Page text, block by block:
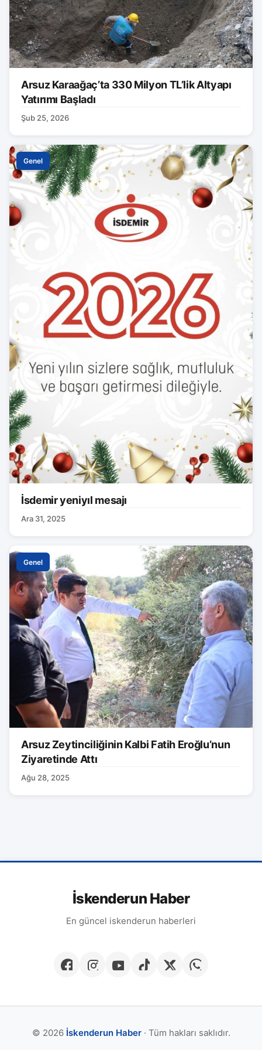
Arsuz Karaağaç’ta 330 Milyon TL’lik Altyapı
Yatırımı Başladı
Şub 25, 2026
Genel
İsdemir yeniyıl mesajı
Ara 31, 2025
Genel
Arsuz Zeytinciliğinin Kalbi Fatih Eroğlu’nun
Ziyaretinde Attı
Ağu 28, 2025
İskenderun Haber
En güncel iskenderun haberleri
© 2026 İskenderun Haber· Tüm hakları saklıdır.